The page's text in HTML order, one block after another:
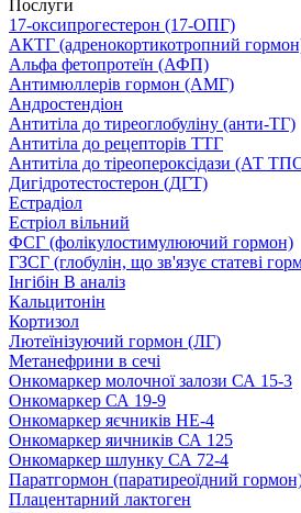
Послуги
17-оксипрогестерон (17-ОПГ)
АКТГ (адренокортикотропний
Альфа фетопротеїн (АФП)
Антимюллерів гормон (АМГ)
Андростендіон
Антитіла до тиреоглобуліну (анти-ТГ)
Антитіла до рецепторів ТТГ
Антитіла до тіреопероксідази (АТ
Дигідротестостерон (ДГТ)
Естрадіол
Естріол вільний
ФСГ (фолікулостимулюючий гормон)
ГЗСГ (глобулін, що зв'язує статеві
Інгібін B аналіз
Кальцитонін
Кортизол
Лютеїнізуючий гормон (ЛГ)
Метанефрини в сечі
Онкомаркер молочної залози СА 15-3
Онкомаркер СА 19-9
Онкомаркер яєчників НЕ-4
Онкомаркер яичників СА 125
Онкомаркер шлунку СА 72-4
Паратгормон (паратиреоїдний
Плацентарний лактоген